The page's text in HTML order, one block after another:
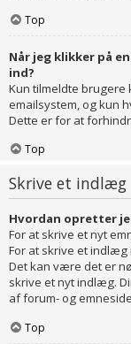
Top
Når jeg klikker på
ind?
Kun tilmeldte brugere
emailsystem, og kun
Dette er for at
Top
Skrive et indlæg
Hvordan opretter
For at skrive et nyt
For at skrive et
Det kan være det er
skrive et nyt indlæg.
af forum- og
Top